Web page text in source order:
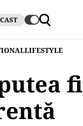
LIFESTYLE
fi